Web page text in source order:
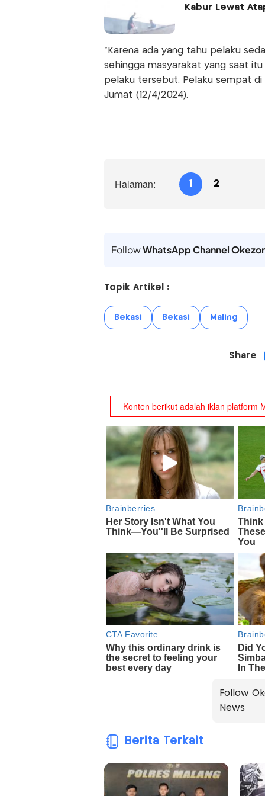
Kabur Lewat
"Karena ada yang tahu pelaku
sehingga masyarakat yang saat
pelaku tersebut. Pelaku sempat di
Jumat (12/4/2024).
Halaman: 1 2
FollowWhatsApp Channel
Topik Artikel :
Bekasi Bekasi Maling
Share
Follow
News
Berita Terkait